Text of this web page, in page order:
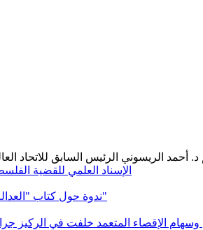
الإسناد العلمي للقضية
ندوة حول كتاب "العدالة الاجتماعية في الإسلام"
الإقصاء المتعمد خلفت في الركيز